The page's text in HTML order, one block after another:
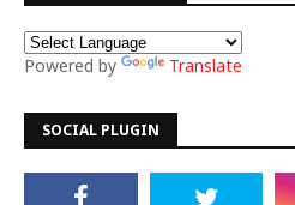
Powered by Translate
SOCIAL PLUGIN